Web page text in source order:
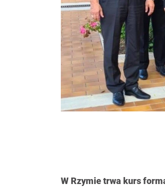
W Rzymie trwa kurs